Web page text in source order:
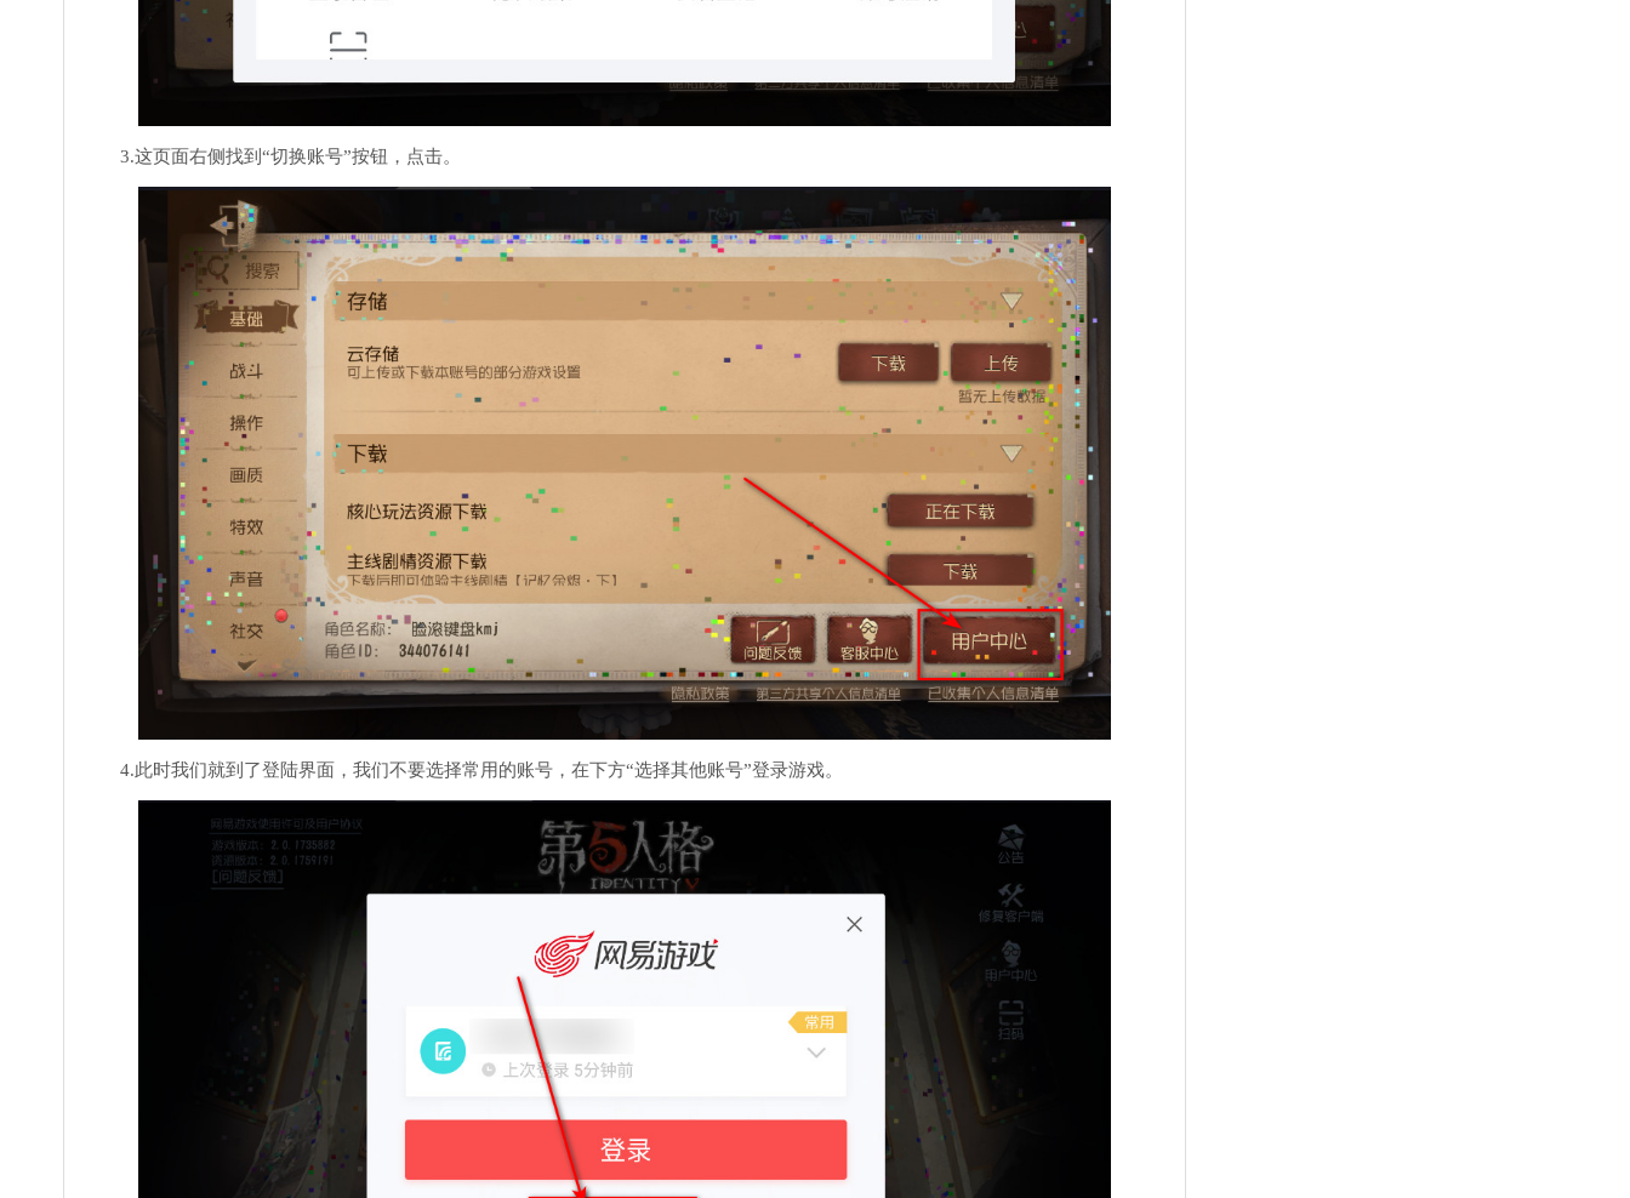
3.这页面右侧找到“切换账号”按钮，点击。
4.此时我们就到了登陆界面，我们不要选择常用的账号，在下方“选择其他账号”登录游戏。